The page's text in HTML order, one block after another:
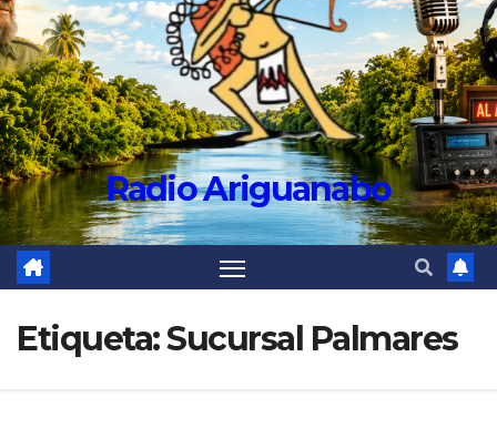
Radio Ariguanabo
Etiqueta:Sucursal Palmares